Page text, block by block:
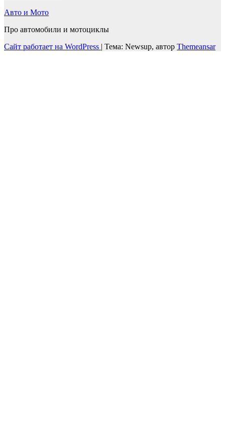
Авто и Мото
Про автомобили и мотоциклы
Сайт работает на WordPress | Тема: Newsup, автор Themeansar